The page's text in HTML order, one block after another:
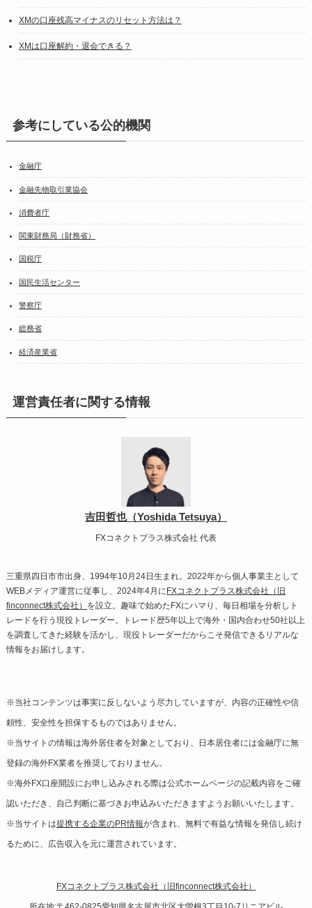
XMの口座残高マイナスのリセット方法は？
XMは口座解約・退会できる？
参考にしている公的機関
金融庁
金融先物取引業協会
消費者庁
関東財務局（財務省）
国税庁
国民生活センター
警察庁
総務省
経済産業省
運営責任者に関する情報
吉田哲也（Yoshida Tetsuya）
FXコネクトプラス株式会社 代表
三重県四日市市出身、1994年10月24日生まれ。2022年から個人事業主として
WEBメディア運営に従事し、2024年4月に FXコネクトプラス株式会社（旧
finconnect株式会社） を設立。趣味で始めたFXにハマり、毎日相場を分析しト
レードを行う現役トレーダー。トレード歴5年以上で海外・国内合わせ50社以上
を調査してきた経験を活かし、現役トレーダーだからこそ発信できるリアルな
情報をお届けします。
※当社コンテンツは事実に反しないよう尽力していますが、内容の正確性や信
頼性、安全性を担保するものではありません。
※当サイトの情報は海外居住者を対象としており、日本居住者には金融庁に無
登録の海外FX業者を推奨しておりません。
※海外FX口座開設にお申し込みされる際は公式ホームページの記載内容をご確
認いただき、自己判断に基づきお申込みいただきますようお願いいたします。
※当サイトは提携する企業のPR情報が含まれ、無料で有益な情報を発信し続け
るために、広告収入を元に運営されています。
FXコネクトプラス株式会社（旧finconnect株式会社）